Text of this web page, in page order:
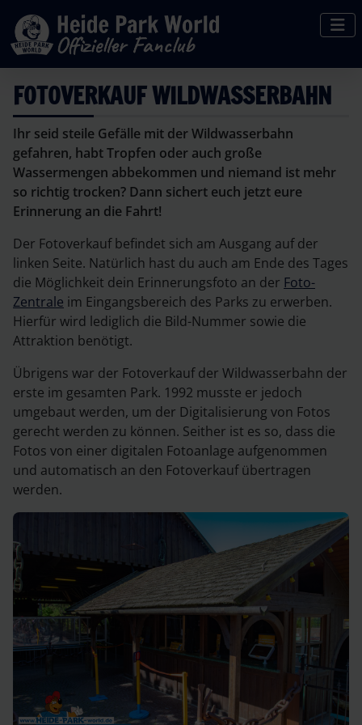
FOTOVERKAUF WILDWASSERBAHN
Ihr seid steile Gefälle mit der Wildwasserbahn
gefahren, habt Tropfen oder auch große
Wassermengen abbekommen und niemand ist mehr
so richtig trocken? Dann sichert euch jetzt eure
Erinnerung an die Fahrt!
Der Fotoverkauf befindet sich am Ausgang auf der
linken Seite. Natürlich hast du auch am Ende des Tages
die Möglichkeit dein Erinnerungsfoto an der Foto-
Zentrale im Eingangsbereich des Parks zu erwerben.
Hierfür wird lediglich die Bild-Nummer sowie die
Attraktion benötigt.
Übrigens war der Fotoverkauf der Wildwasserbahn der
erste im gesamten Park. 1992 musste er jedoch
umgebaut werden, um der Digitalisierung von Fotos
gerecht werden zu können. Seither ist es so, dass die
Fotos von einer digitalen Fotoanlage aufgenommen
und automatisch an den Fotoverkauf übertragen
werden.